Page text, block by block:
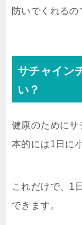
防いでくれるの
サチャイン
い？
健康のためにサ
本的には1日に
これだけで、1
できます。